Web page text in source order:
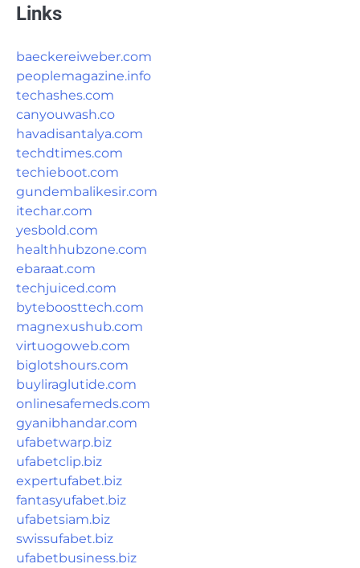
Links
baeckereiweber.com
peoplemagazine.info
techashes.com
canyouwash.co
havadisantalya.com
techdtimes.com
techieboot.com
gundembalikesir.com
itechar.com
yesbold.com
healthhubzone.com
ebaraat.com
techjuiced.com
byteboosttech.com
magnexushub.com
virtuogoweb.com
biglotshours.com
buyliraglutide.com
onlinesafemeds.com
gyanibhandar.com
ufabetwarp.biz
ufabetclip.biz
expertufabet.biz
fantasyufabet.biz
ufabetsiam.biz
swissufabet.biz
ufabetbusiness.biz